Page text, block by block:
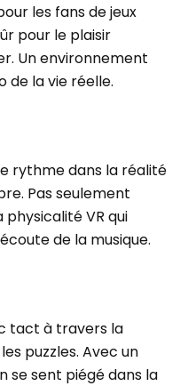
les fans de jeux
pour le plaisir
Un environnement
de la vie réelle.
rythme dans la réalité
Pas seulement
VR qui
de la musique.
tact à travers la
puzzles. Avec un
se sent piégé dans la